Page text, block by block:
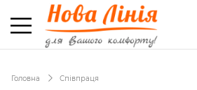
Головна Співпраця